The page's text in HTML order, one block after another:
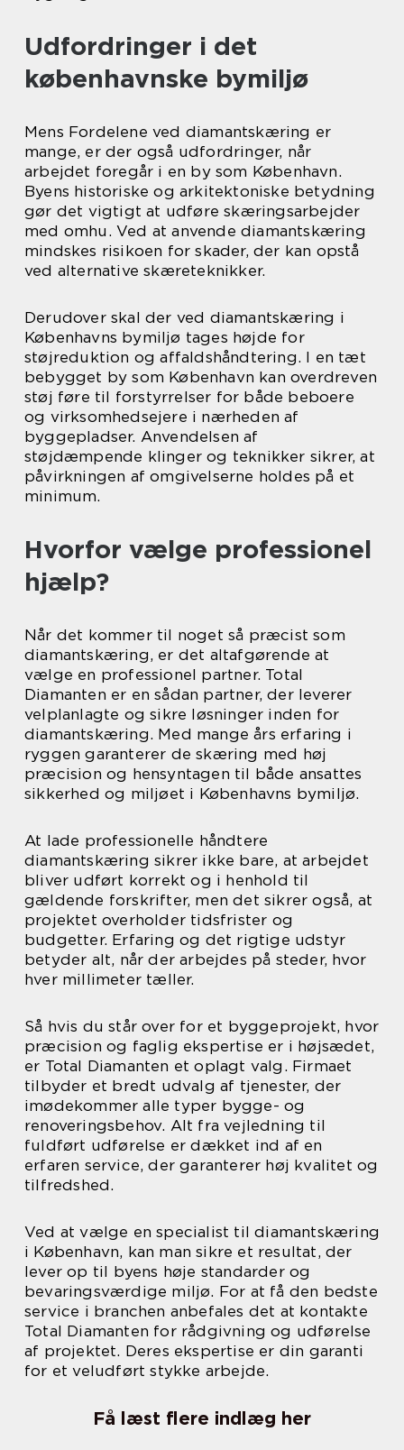
Udfordringer i det
københavnske bymiljø
Mens Fordelene ved diamantskæring er
mange, er der også udfordringer, når
arbejdet foregår i en by som København.
Byens historiske og arkitektoniske betydning
gør det vigtigt at udføre skæringsarbejder
med omhu. Ved at anvende diamantskæring
mindskes risikoen for skader, der kan opstå
ved alternative skæreteknikker.
Derudover skal der ved diamantskæring i
Københavns bymiljø tages højde for
støjreduktion og affaldshåndtering. I en tæt
bebygget by som København kan overdreven
støj føre til forstyrrelser for både beboere
og virksomhedsejere i nærheden af
byggepladser. Anvendelsen af
støjdæmpende klinger og teknikker sikrer, at
påvirkningen af omgivelserne holdes på et
minimum.
Hvorfor vælge professionel
hjælp?
Når det kommer til noget så præcist som
diamantskæring, er det altafgørende at
vælge en professionel partner. Total
Diamanten er en sådan partner, der leverer
velplanlagte og sikre løsninger inden for
diamantskæring. Med mange års erfaring i
ryggen garanterer de skæring med høj
præcision og hensyntagen til både ansattes
sikkerhed og miljøet i Københavns bymiljø.
At lade professionelle håndtere
diamantskæring sikrer ikke bare, at arbejdet
bliver udført korrekt og i henhold til
gældende forskrifter, men det sikrer også, at
projektet overholder tidsfrister og
budgetter. Erfaring og det rigtige udstyr
betyder alt, når der arbejdes på steder, hvor
hver millimeter tæller.
Så hvis du står over for et byggeprojekt, hvor
præcision og faglig ekspertise er i højsædet,
er Total Diamanten et oplagt valg. Firmaet
tilbyder et bredt udvalg af tjenester, der
imødekommer alle typer bygge- og
renoveringsbehov. Alt fra vejledning til
fuldført udførelse er dækket ind af en
erfaren service, der garanterer høj kvalitet og
tilfredshed.
Ved at vælge en specialist til diamantskæring
i København, kan man sikre et resultat, der
lever op til byens høje standarder og
bevaringsværdige miljø. For at få den bedste
service i branchen anbefales det at kontakte
Total Diamanten for rådgivning og udførelse
af projektet. Deres ekspertise er din garanti
for et veludført stykke arbejde.
Få læst flere indlæg her